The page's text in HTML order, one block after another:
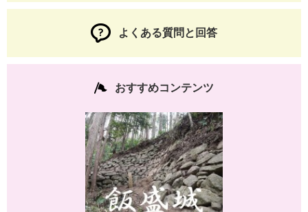
よくある質問と回答
おすすめコンテンツ